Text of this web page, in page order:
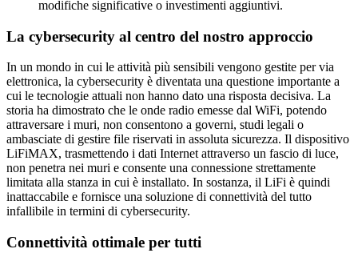
modifiche significative o investimenti aggiuntivi.
La cybersecurity al centro del nostro approccio
In un mondo in cui le attività più sensibili vengono gestite per via
elettronica, la cybersecurity è diventata una questione importante a
cui le tecnologie attuali non hanno dato una risposta decisiva. La
storia ha dimostrato che le onde radio emesse dal WiFi, potendo
attraversare i muri, non consentono a governi, studi legali o
ambasciate di gestire file riservati in assoluta sicurezza. Il dispositivo
LiFiMAX, trasmettendo i dati Internet attraverso un fascio di luce,
non penetra nei muri e consente una connessione strettamente
limitata alla stanza in cui è installato. In sostanza, il LiFi è quindi
inattaccabile e fornisce una soluzione di connettività del tutto
infallibile in termini di cybersecurity.
Connettività ottimale per tutti